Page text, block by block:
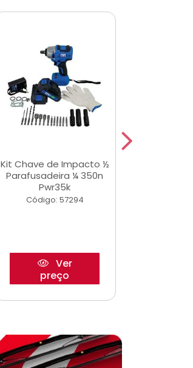
Kit Chave de Impacto ½
Parafusadeira ¼ 350n
Pwr35k
Código: 57294
Ver
preço